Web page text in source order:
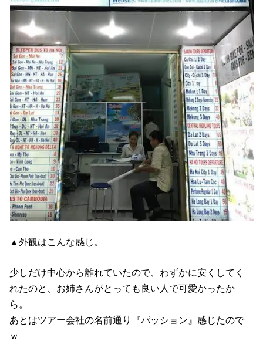
▲外観はこんな感じ。
少しだけ中心から離れていたので、わずかに安くしてく
れたのと、お姉さんがとっても良い人で可愛かったか
ら。
あとはツアー会社の名前通り『パッション』感じたので
ｗ